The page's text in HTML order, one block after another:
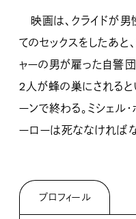
映画は、クライドが男
てのセックスをしたあと
ャーの男が雇った自警
2人が蜂の巣にされる
ーンで終わる。ミシェル
ーローは死ななければ
プロフィール